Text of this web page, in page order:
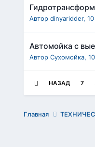
Автор dinyaridder,
Автомойка с
Автор Сухомойка,
НАЗАД 7
Главная